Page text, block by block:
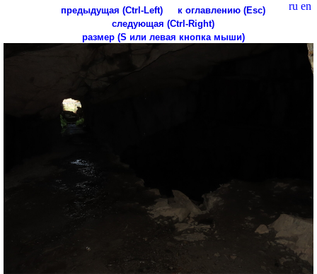
ru en
предыдущая (Ctrl-Left)
к оглавлению (Esc)
следующая (Ctrl-Right)
размер (S или левая кнопка мыши)